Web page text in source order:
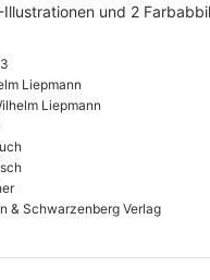
und 2
Liepmann
Liepmann
& Schwarzenberg Verlag